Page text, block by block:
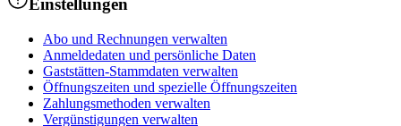
Einstellungen
Abo und Rechnungen verwalten
Anmeldedaten und persönliche Daten
Gaststätten-Stammdaten verwalten
Öffnungszeiten und spezielle Öffnungszeiten
Zahlungsmethoden verwalten
Vergünstigungen verwalten